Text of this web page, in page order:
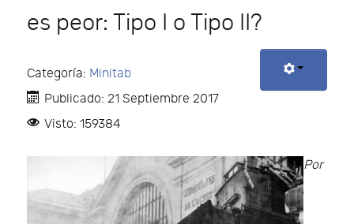
es peor: Tipo I o Tipo II?
Categoría: Minitab
Publicado: 21 Septiembre 2017
Visto: 159384
Por